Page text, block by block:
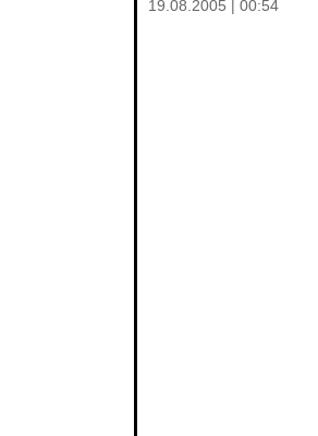
19.08.2005 | 00:54